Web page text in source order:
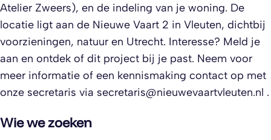
Atelier Zweers), en de indeling van je woning. De
locatie ligt aan de Nieuwe Vaart 2 in Vleuten, dichtbij
voorzieningen, natuur en Utrecht. Interesse? Meld je
aan en ontdek of dit project bij je past. Neem voor
meer informatie of een kennismaking contact op met
onze secretaris via secretaris@nieuwevaartvleuten.nl .
Wie we zoeken